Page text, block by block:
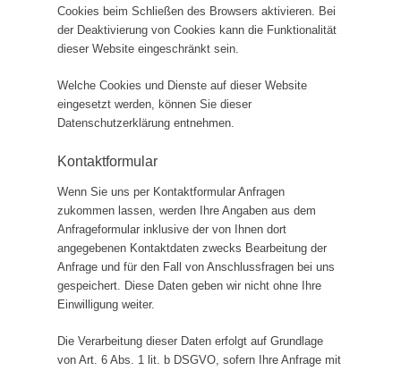
Cookies beim Schließen des Browsers aktivieren. Bei
der Deaktivierung von Cookies kann die Funktionalität
dieser Website eingeschränkt sein.
Welche Cookies und Dienste auf dieser Website
eingesetzt werden, können Sie dieser
Datenschutzerklärung entnehmen.
Kontaktformular
Wenn Sie uns per Kontaktformular Anfragen
zukommen lassen, werden Ihre Angaben aus dem
Anfrageformular inklusive der von Ihnen dort
angegebenen Kontaktdaten zwecks Bearbeitung der
Anfrage und für den Fall von Anschlussfragen bei uns
gespeichert. Diese Daten geben wir nicht ohne Ihre
Einwilligung weiter.
Die Verarbeitung dieser Daten erfolgt auf Grundlage
von Art. 6 Abs. 1 lit. b DSGVO, sofern Ihre Anfrage mit